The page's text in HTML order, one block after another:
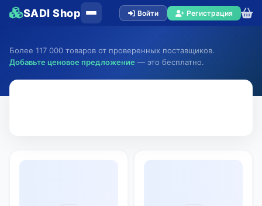
SADI Shop Войти Регистрация
Более 117 000 товаров от проверенных поставщиков.
Добавьте ценовое предложение — это бесплатно.